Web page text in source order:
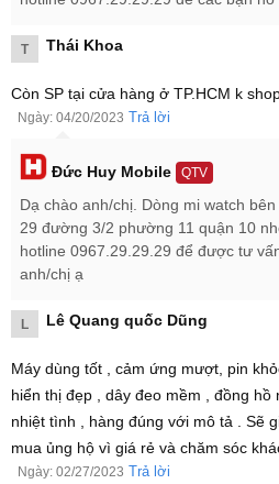
Watch.
Những ưu điểm nổi
T Thái Khoa
Còn SP tại cửa hàng ở TP.HCM k
Ngày: 04/20/2023 Trả lời
Đức Huy Mobile QTV
Dạ chào anh/chị. Dòng mi watch
29 đường 3/2 phường 11 quận 10
hotline 0967.29.29.29 để được tư
anh/chị ạ
L Lê Quang quốc Dũng
Máy dùng tốt , cảm ứng mượt, pin
hiển thị đẹp , dây đeo mềm , đồng
nhiệt tình , hàng đúng với mô tả . Sẽ
mua ủng hộ vì giá rẻ và chăm sóc
Ngày: 02/27/2023 Trả lời